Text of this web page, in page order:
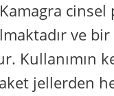
ve
Kullanımın
jellerden